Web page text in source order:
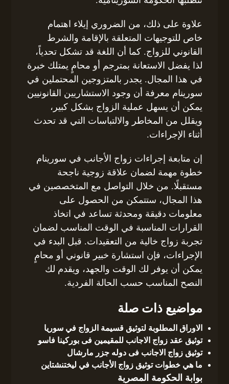
علاوة على ذلك، من الضروري إيلاء اهتمام
خاص للتوجيهات المتعلقة بالإقامة والشرط
القانوني للزواج. كما أن اللغة قد تشكل تحدياً،
لذا يفضل الاستعانة بمترجم أو محامٍ يمتلك خبرة
في هذا المجال. يجدر بالمتزوجين المحتملين في
سورينام معرفة أن وجود الاستشاريين القانونيين
يمكن أن يسهل عملية الزواج بشكل كبير،
ويقلل من المخاطر والالتباسات التي قد تحدث
أثناء الإجراءات.
إن متابعة إجراءات زواج الأجانب في سورينام
خطوة مهمة لضمان علاقة زوجية ناجحة
مستقبلًا. من خلال التواصل مع المتخصصين في
هذا المجال، ستتمكن من الحصول على
معلومات دقيقة ومحدثة تساعد في اتخاذ
القرارات المناسبة في الوقت المناسب لضمان
تجربة زواج خالية من التعقيدات. قبل البدء في
الإجراءات، فإن استشارة خبير قانوني أو محامٍ
يمكن أن يوفر لك الوقت والجهد، ويقدم لك
النصح المناسب حسب الحالة الفردية.
مواضيع ذات صلة
الاوراق المطلوبة لتوثيق قسيمة الزواج في سوريا
توثيق عقد زواج الاجانب للمقيمين فى بوركينا فاسو
توثيق زواج الاجانب فى دوله جزر مارشال
ما هي خطوات توثيق زواج الأجانب في ليختنشتاين
بوابة الحكومة المصرية